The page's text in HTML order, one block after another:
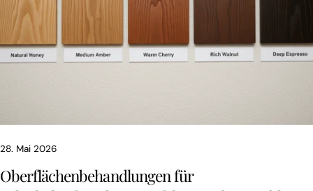
28. Mai 2026
Oberflächenbehandlungen für